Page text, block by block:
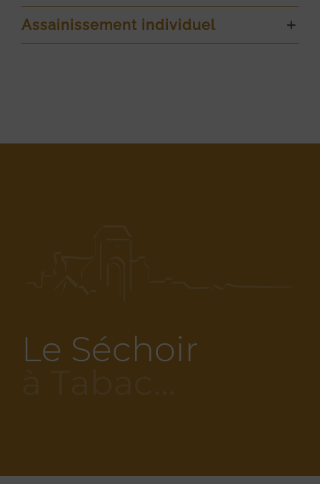
Assainissement individuel
Le Séchoir